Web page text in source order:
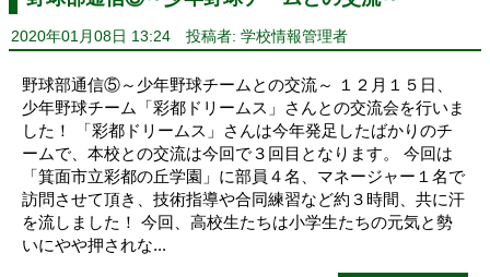
2020年01月08日 13:24 投稿者: 学校情報管理者
野球部通信⑤～少年野球チームとの交流～ １２月１５日、
少年野球チーム「彩都ドリームス」さんとの交流会を行いま
した！ 「彩都ドリームス」さんは今年発足したばかりのチ
ームで、本校との交流は今回で３回目となります。 今回は
「箕面市立彩都の丘学園」に部員４名、マネージャー１名で
訪問させて頂き、技術指導や合同練習など約３時間、共に汗
を流しました！ 今回、高校生たちは小学生たちの元気と勢
いにやや押されな...